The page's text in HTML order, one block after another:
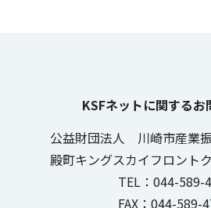
KSFネットに関するお
公益財団法人 川崎市産業
殿町キングスカイフロント
TEL：044-589-
FAX：044-589-